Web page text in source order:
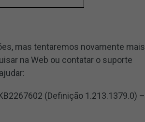
mas tentaremos novamente mais
na Web ou contatar o suporte
(Definição 1.213.1379.0) –